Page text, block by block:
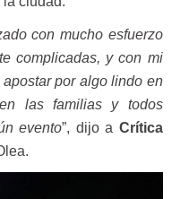
con mucho esfuerzo
complicadas, y con mi
por algo lindo en
las familias y todos
evento”, dijo a Crítica